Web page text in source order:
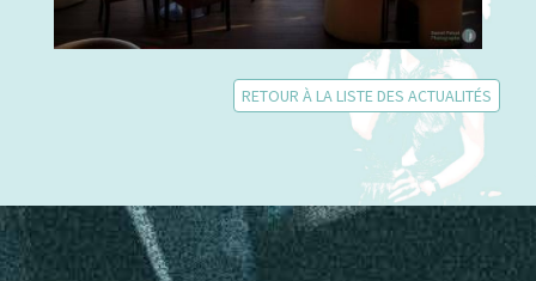
RETOUR À LA LISTE DES ACTUALITÉS